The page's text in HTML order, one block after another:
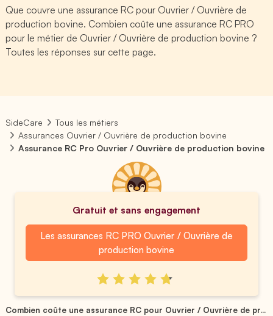
Que couvre une assurance RC pour Ouvrier / Ouvrière de
production bovine. Combien coûte une assurance RC PRO
pour le métier de Ouvrier / Ouvrière de production bovine ?
Toutes les réponses sur cette page.
SideCare
Tous les métiers
Assurances Ouvrier / Ouvrière de production bovine
Assurance RC Pro Ouvrier / Ouvrière de production bovine
Gratuit et sans engagement
Les assurances RC PRO Ouvrier / Ouvrière de
production bovine
Combien coûte une assurance RC pour Ouvrier / Ouvrière de pr...